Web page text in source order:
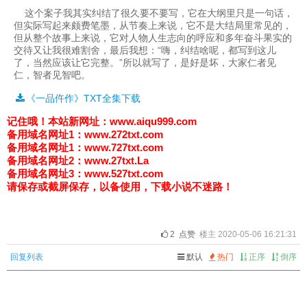
这个案子我其实纠结了很久要不要写，它在大纲里只是一句话，
但实际写起来颇费笔墨，从节奏上来说，它不是大结局里常见的，
但从整个故事上来说，它对人物人生志向的呼应和多年奋斗果实的
交待又让我很难割舍，最后我想：“嗨，纠结啥呢，都写到这儿
了，当然应该让它完整。”所以就写了，是好是坏，大家仁者见
仁，智者见智吧。
《一品仵作》TXT全集下载
记住哦！ 本站新网址：www.aiqu999.com
备用域名网址1： www.272txt.com
备用域名网址1： www.727txt.com
备用域名网址2： www.27txt.La
备用域名网址3： www.527txt.com
请保存或截屏保存，以备使用，下载小说不迷路！
2 点赞 楼主 2020-05-06 16:21:31
回复列表 默认 热门 正序 倒序